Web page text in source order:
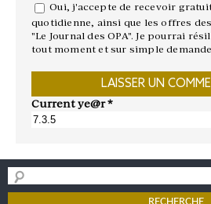
Oui, j'accepte de recevoir
quotidienne, ainsi que les offres
"Le Journal des OPA". Je pourrai
tout moment et sur simple
Current ye@r*